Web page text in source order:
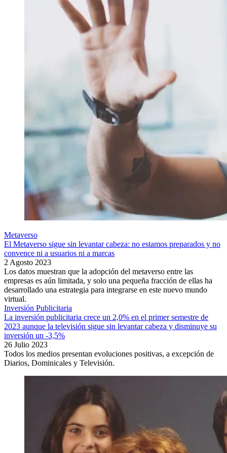
Metaverso
El Metaverso sigue sin levantar cabeza: no estamos preparados y no
convence ni a usuarios ni a marcas
2 Agosto 2023
Los datos muestran que la adopción del metaverso entre las
empresas es aún limitada, y solo una pequeña fracción de ellas ha
desarrollado una estrategia para integrarse en este nuevo mundo
virtual.
Inversión Publicitaria
La inversión publicitaria crece un 2,0% en el primer semestre de
2023 aunque la televisión sigue sin levantar cabeza y disminuye su
inversión un -3,5%
26 Julio 2023
Todos los medios presentan evoluciones positivas, a excepción de
Diarios, Dominicales y Televisión.